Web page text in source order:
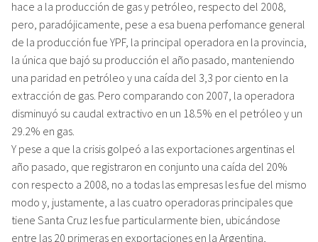
hace a la producción de gas y petróleo, respecto del 2008,
pero, paradójicamente, pese a esa buena perfomance general
de la producción fue YPF, la principal operadora en la provincia,
la única que bajó su producción el año pasado, manteniendo
una paridad en petróleo y una caída del 3,3 por ciento en la
extracción de gas. Pero comparando con 2007, la operadora
disminuyó su caudal extractivo en un 18.5% en el petróleo y un
29.2% en gas.
Y pese a que la crisis golpeó a las exportaciones argentinas el
año pasado, que registraron en conjunto una caída del 20%
con respecto a 2008, no a todas las empresas les fue del mismo
modo y, justamente, a las cuatro operadoras principales que
tiene Santa Cruz les fue particularmente bien, ubicándose
entre las 20 primeras en exportaciones en la Argentina,